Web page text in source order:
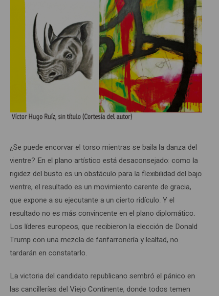
¿Se puede encorvar el torso mientras se baila la danza del
vientre? En el plano artístico está desaconsejado: como la
rigidez del busto es un obstáculo para la flexibilidad del bajo
vientre, el resultado es un movimiento carente de gracia,
que expone a su ejecutante a un cierto ridículo. Y el
resultado no es más convincente en el plano diplomático.
Los líderes europeos, que recibieron la elección de Donald
Trump con una mezcla de fanfarronería y lealtad, no
tardarán en constatarlo.
La victoria del candidato republicano sembró el pánico en
las cancillerías del Viejo Continente, donde todos temen